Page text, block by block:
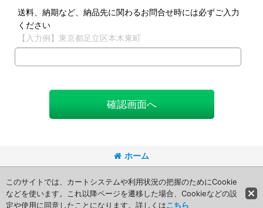
送料、納期など、納品先に関わるお問合せ時には必ずご入力
ください
【入力例】東京都足立区本木東町
確認画面へ
ホーム
このサイトでは、カートシステムや利用状況の把握のためにCookie
などを使います。これ以降ページを遷移した場合、Cookieなどの設
定や使用に同意したことになります。詳しくはこちら